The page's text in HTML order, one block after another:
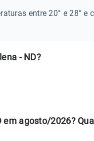
entre 20° e 28° e
- ND?
agosto/2026?